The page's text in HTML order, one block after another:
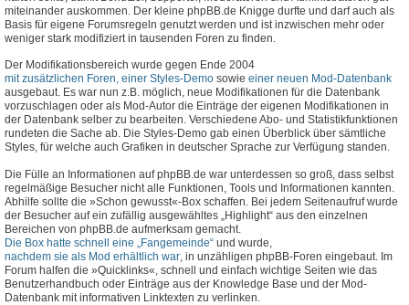
miteinander auskommen. Der kleine phpBB.de Knigge durfte und darf auch als
Basis für eigene Forumsregeln genutzt werden und ist inzwischen mehr oder
weniger stark modifiziert in tausenden Foren zu finden.
Der Modifikationsbereich wurde gegen Ende 2004
mit zusätzlichen Foren, einer Styles-Demo sowie einer neuen Mod-Datenbank
ausgebaut. Es war nun z.B. möglich, neue Modifikationen für die Datenbank
vorzuschlagen oder als Mod-Autor die Einträge der eigenen Modifikationen in
der Datenbank selber zu bearbeiten. Verschiedene Abo- und Statistikfunktionen
rundeten die Sache ab. Die Styles-Demo gab einen Überblick über sämtliche
Styles, für welche auch Grafiken in deutscher Sprache zur Verfügung standen.
Die Fülle an Informationen auf phpBB.de war unterdessen so groß, dass selbst
regelmäßige Besucher nicht alle Funktionen, Tools und Informationen kannten.
Abhilfe sollte die »Schon gewusst«-Box schaffen. Bei jedem Seitenaufruf wurde
der Besucher auf ein zufällig ausgewähltes „Highlight“ aus den einzelnen
Bereichen von phpBB.de aufmerksam gemacht.
Die Box hatte schnell eine „Fangemeinde“ und wurde,
nachdem sie als Mod erhältlich war , in unzähligen phpBB-Foren eingebaut. Im
Forum halfen die »Quicklinks«, schnell und einfach wichtige Seiten wie das
Benutzerhandbuch oder Einträge aus der Knowledge Base und der Mod-
Datenbank mit informativen Linktexten zu verlinken.